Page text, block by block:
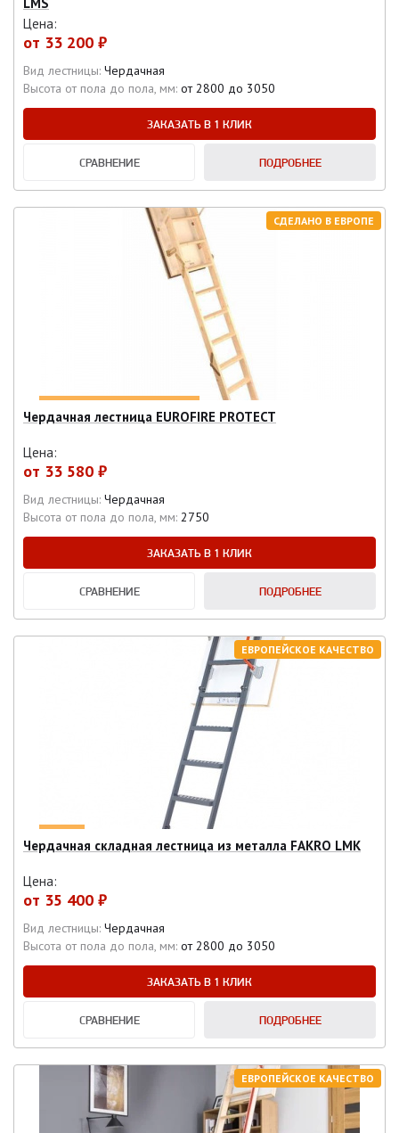
LMS
Цена:
от 33 200 ₽
Вид лестницы: Чердачная
Высота от пола до пола, мм: от 2800 до 3050
ЗАКАЗАТЬ В 1 КЛИК
СРАВНЕНИЕ ПОДРОБНЕЕ
СДЕЛАНО В ЕВРОПЕ
Чердачная лестница EUROFIRE PROTECT
Цена:
от 33 580 ₽
Вид лестницы: Чердачная
Высота от пола до пола, мм: 2750
ЗАКАЗАТЬ В 1 КЛИК
СРАВНЕНИЕ ПОДРОБНЕЕ
ЕВРОПЕЙСКОЕ КАЧЕСТВО
Чердачная складная лестница из металла FAKRO LMK
Цена:
от 35 400 ₽
Вид лестницы: Чердачная
Высота от пола до пола, мм: от 2800 до 3050
ЗАКАЗАТЬ В 1 КЛИК
СРАВНЕНИЕ ПОДРОБНЕЕ
ЕВРОПЕЙСКОЕ КАЧЕСТВО